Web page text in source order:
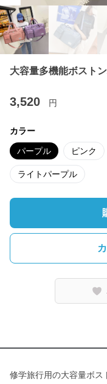
大容量多機能ボスト
3,520 円
カラー
パープル ピンク
ライトパープル
修学旅行用の大容量ボス